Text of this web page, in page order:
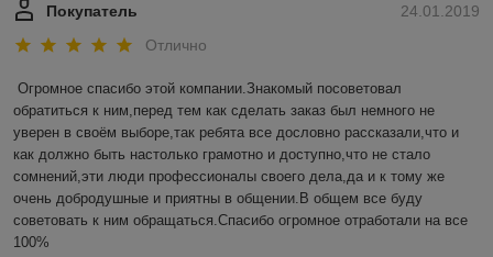
24.01.2019
Покупатель
Отлично
Огромное спасибо этой компании.Знакомый посоветовал
обратиться к ним,перед тем как сделать заказ был немного не
уверен в своём выборе,так ребята все дословно рассказали,что и
как должно быть настолько грамотно и доступно,что не стало
сомнений,эти люди профессионалы своего дела,да и к тому же
очень добродушные и приятны в общении.В общем все буду
советовать к ним обращаться.Спасибо огромное отработали на все
100%